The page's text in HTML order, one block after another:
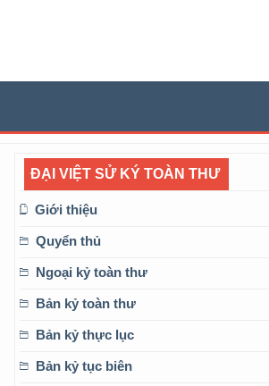
ĐẠI VIỆT SỬ KÝ TOÀN THƯ
Giới thiệu
Quyển thủ
Ngoại kỷ toàn thư
Bản kỷ toàn thư
Bản kỷ thực lục
Bản kỷ tục biên